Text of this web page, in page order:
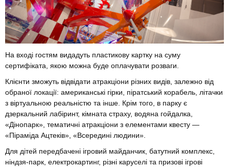
На вході гостям видадуть пластикову картку на суму
сертифіката, якою можна буде оплачувати розваги.
Клієнти зможуть відвідати атракціони різних видів, залежно від
обраної локації: американські гірки, піратський корабель, літачки
з віртуальною реальністю та інше. Крім того, в парку є
дзеркальний лабіринт, кімната страху, водяна гойдалка,
«Дінопарк», тематичні атракціони з елементами квесту —
«Піраміда Ацтеків», «Всередині людини».
Для дітей передбачені ігровий майданчик, батутний комплекс,
ніндзя-парк, електрокартинг, різні каруселі та призові ігрові